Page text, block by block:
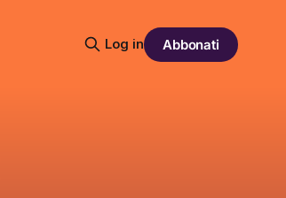
Log in Abbonati